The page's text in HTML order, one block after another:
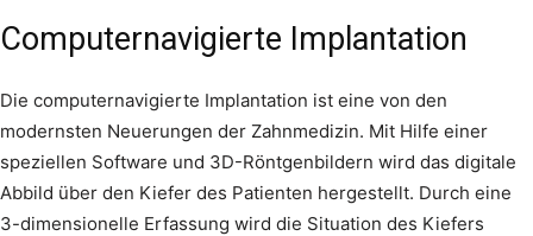
Computernavigierte Implantation
Die computernavigierte Implantation ist eine von den
modernsten Neuerungen der Zahnmedizin. Mit Hilfe einer
speziellen Software und 3D-Röntgenbildern wird das digitale
Abbild über den Kiefer des Patienten hergestellt. Durch eine
3-dimensionelle Erfassung wird die Situation des Kiefers